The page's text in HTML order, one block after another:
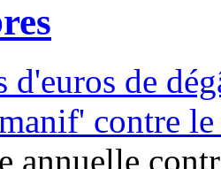
de
contre
annuelle